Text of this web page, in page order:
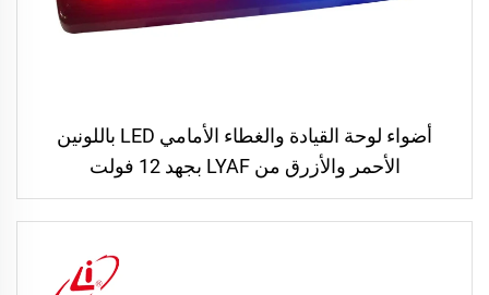
أضواء لوحة القيادة والغطاء الأمامي LED باللونين
الأحمر والأزرق من LYAF بجهد 12 فولت